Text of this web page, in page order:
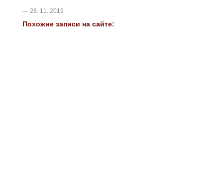
— 28. 11. 2019
Похожие записи на сайте: